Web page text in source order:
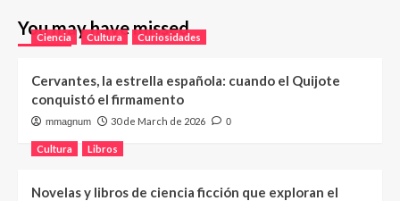
You may have missed
Ciencia Cultura Curiosidades
Cervantes, la estrella española: cuando el Quijote
conquistó el firmamento
mmagnum 30 de March de 2026 0
Cultura Libros
Novelas y libros de ciencia ficción que exploran el